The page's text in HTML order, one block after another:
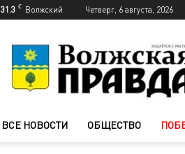
31.3 C Волжский Четверг, 6 августа, 2026
Волжского
—
Волжская
ВСЕ НОВОСТИ ОБЩЕСТВО